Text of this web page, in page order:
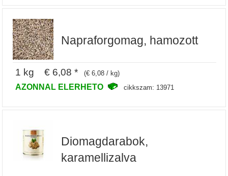
Napraforgomag, hamozott
1 kg € 6,08 * (€ 6,08 / kg)
AZONNAL ELERHETO cikkszam: 13971
Diomagdarabok,
karamellizalva